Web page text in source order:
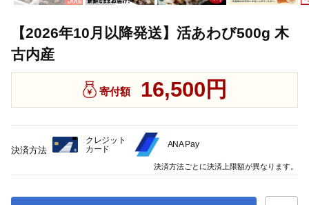
【2026年10月以降発送】活あわび500g 木
古内産
寄付額 16,500円
決済方法
クレジット
カード
ANA Pay
決済方法ごとに決済上限額が異なります。